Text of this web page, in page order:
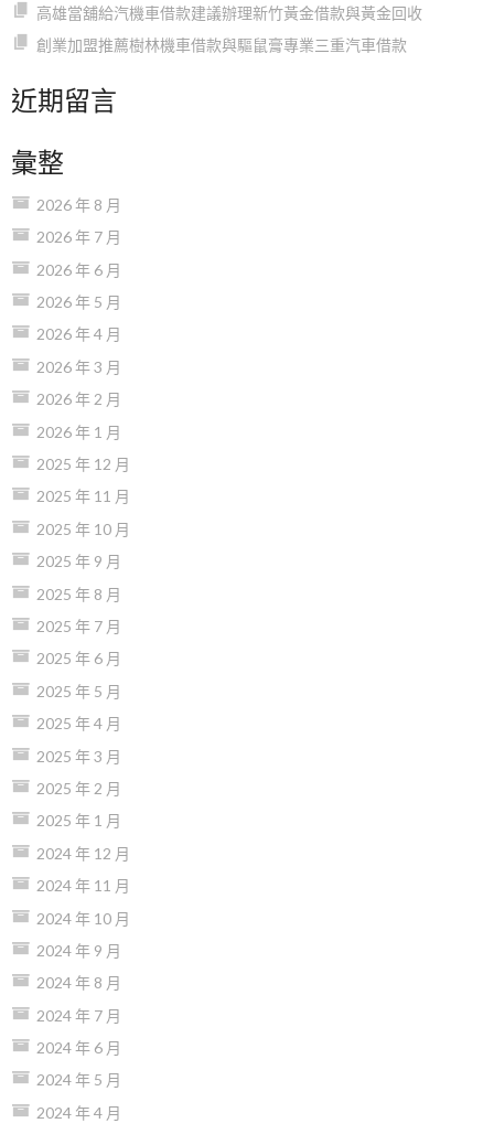
高雄當舖給汽機車借款建議辦理新竹黃金借款與黃金回收
創業加盟推薦樹林機車借款與驅鼠膏專業三重汽車借款
近期留言
彙整
2026 年 8 月
2026 年 7 月
2026 年 6 月
2026 年 5 月
2026 年 4 月
2026 年 3 月
2026 年 2 月
2026 年 1 月
2025 年 12 月
2025 年 11 月
2025 年 10 月
2025 年 9 月
2025 年 8 月
2025 年 7 月
2025 年 6 月
2025 年 5 月
2025 年 4 月
2025 年 3 月
2025 年 2 月
2025 年 1 月
2024 年 12 月
2024 年 11 月
2024 年 10 月
2024 年 9 月
2024 年 8 月
2024 年 7 月
2024 年 6 月
2024 年 5 月
2024 年 4 月